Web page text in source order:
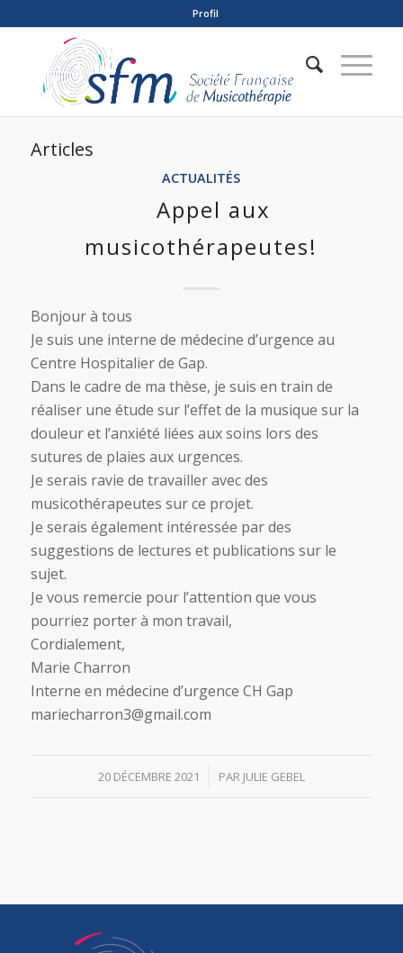
Profil
Articles
ACTUALITÉS
Appel aux
musicothérapeutes!
Bonjour à tous
Je suis une interne de médecine d’urgence au
Centre Hospitalier de Gap.
Dans le cadre de ma thèse, je suis en train de
réaliser une étude sur l’effet de la musique sur la
douleur et l’anxiété liées aux soins lors des
sutures de plaies aux urgences.
Je serais ravie de travailler avec des
musicothérapeutes sur ce projet.
Je serais également intéressée par des
suggestions de lectures et publications sur le
sujet.
Je vous remercie pour l’attention que vous
pourriez porter à mon travail,
Cordialement,
Marie Charron
Interne en médecine d’urgence CH Gap
mariecharron3@gmail.com
20 DÉCEMBRE 2021
/ PAR JULIE GEBEL